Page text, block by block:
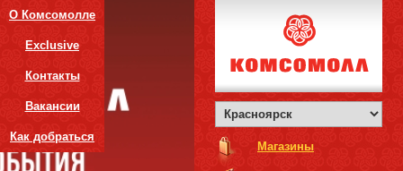
О Комсомолле
Exclusive
Контакты
Вакансии
Как добраться
Магазины